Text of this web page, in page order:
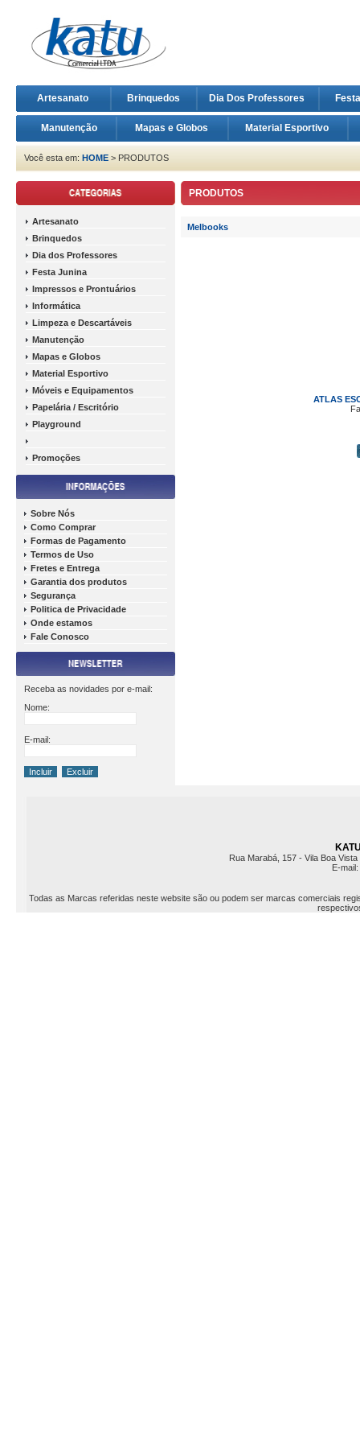
Artesanato Brinquedos Dia Dos Professores
Manutenção Mapas e Globos Material Esportivo
Você esta em: HOME > PRODUTOS
Artesanato
Brinquedos
Dia dos Professores
Festa Junina
Impressos e Prontuários
Informática
Limpeza e Descartáveis
Manutenção
Mapas e Globos
Material Esportivo
Móveis e Equipamentos
Papelária / Escritório
Playground
Promoções
Sobre Nós
Como Comprar
Formas de Pagamento
Termos de Uso
Fretes e Entrega
Garantia dos produtos
Segurança
Politica de Privacidade
Onde estamos
Fale Conosco
Receba as novidades por e-mail:
Nome:
E-mail:
PRODUTOS
Melbooks
ATLAS
Rua Marabá, 157 - Vila Boa
E-mail:
Todas as Marcas referidas neste website são ou podem ser marcas comerciais